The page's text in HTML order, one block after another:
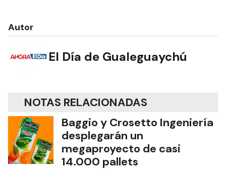
Autor
El Día de Gualeguaychú
NOTAS RELACIONADAS
Baggio y Crosetto Ingeniería
desplegarán un
megaproyecto de casi
14.000 pallets